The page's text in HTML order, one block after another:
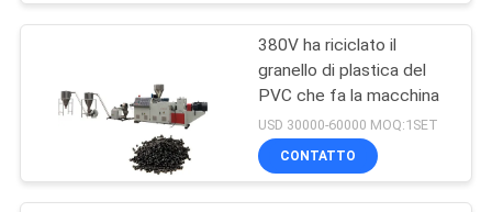
CONTATTACI
NOTIZIE
380V ha riciclato il
granello di plastica del
PVC che fa la macchina
USD 30000-60000 MOQ:1SET
CONTATTO